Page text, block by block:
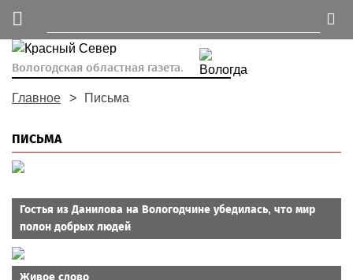
Вологодская областная газета.
Главное Письма
ПИСЬМА
Гостья из Данилова на Вологодчине убедилась, что мир
полон добрых людей
Живое слово